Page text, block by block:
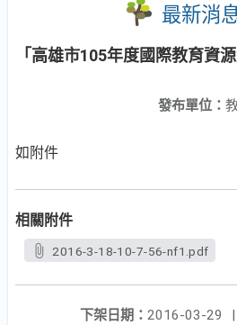
最新消
「高雄市105年度國際教育資
發布單位：
如附件
相關附件
2016-3-18-10-7-56-nf1.pdf
下架日期： 2016-03-29
|